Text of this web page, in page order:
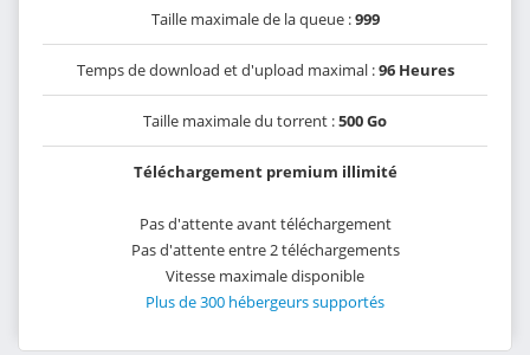
Taille maximale de la queue :999
Temps de download et d'upload maximal :96 Heures
Taille maximale du torrent :500 Go
Téléchargement premium illimité
Pas d'attente avant téléchargement
Pas d'attente entre 2 téléchargements
Vitesse maximale disponible
Plus de 300 hébergeurs supportés